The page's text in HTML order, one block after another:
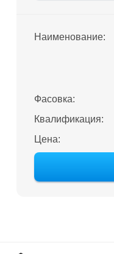
Наименование:
Фасовка:
Квалификация:
Цена: